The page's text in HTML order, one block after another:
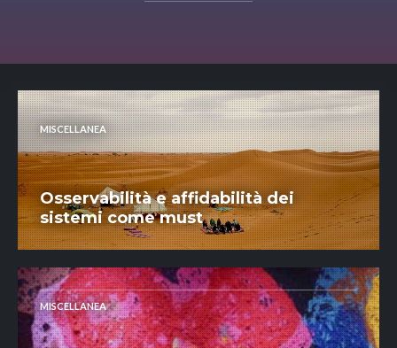
MISCELLANEA
Osservabilità e affidabilità dei
sistemi come must
MISCELLANEA